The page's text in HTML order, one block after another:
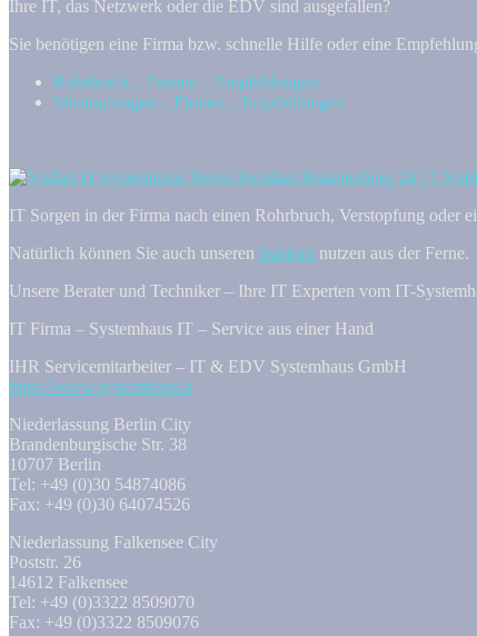
Ihre IT, das Netzwerk oder die EDV sind ausgefallen?
Sie benötigen eine Firma bzw. schnelle Hilfe oder eine
Rohrbruch – Firmen – Empfehlungen
Verstopfungen – Firmen – Empfehlungen
IT Sorgen in der Firma nach einen Rohrbruch, Verstopfung oder
Natürlich können Sie auch unseren Support nutzen aus der Ferne.
Unsere Berater und Techniker – Ihre IT Experten vom IT-
IT Firma – Systemhaus IT – Service aus einer Hand
IHR Servicemitarbeiter – IT & EDV Systemhaus GmbH
https://www.systemhaus.it
Niederlassung Berlin City
Brandenburgische Str. 38
10707 Berlin
Tel: +49 (0)30 54874086
Fax: +49 (0)30 64074526
Niederlassung Falkensee City
Poststr. 26
14612 Falkensee
Tel: +49 (0)3322 8509070
Fax: +49 (0)3322 8509076